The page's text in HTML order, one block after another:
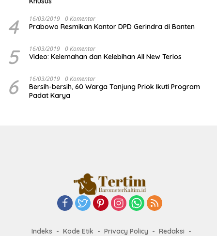
4 16/03/2019 0 Komentar
Prabowo Resmikan Kantor DPD Gerindra di Banten
5 16/03/2019 0 Komentar
Video: Kelemahan dan Kelebihan All New Terios
6 16/03/2019 0 Komentar
Bersih-bersih, 60 Warga Tanjung Priok Ikuti Program
Padat Karya
Indeks Kode Etik Privacy Policy Redaksi